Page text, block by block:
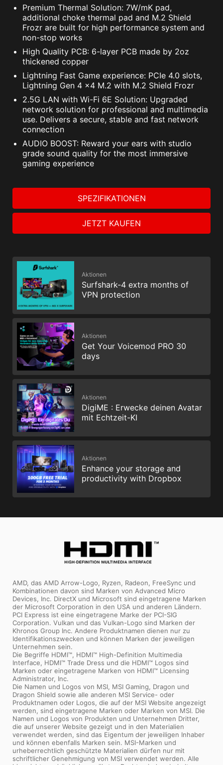
Premium Thermal Solution: 7W/mK pad,
additional choke thermal pad and M.2 Shield
Frozr are built for high performance system and
non-stop works
High Quality PCB: 6-layer PCB made by 2oz
thickened copper
Lightning Fast Game experience: PCIe 4.0 slots,
Lightning Gen 4 x4 M.2 with M.2 Shield Frozr
2.5G LAN with Wi-Fi 6E Solution: Upgraded
network solution for professional and multimedia
use. Delivers a secure, stable and fast network
connection
AUDIO BOOST: Reward your ears with studio
grade sound quality for the most immersive
gaming experience
SPEZIFIKATIONEN
JETZT KAUFEN
Aktionen
Surfshark-4 extra months of
VPN protection
Aktionen
Get Your Voicemod PRO 30
days
Aktionen
DigiME : Erwecke deinen Avatar
mit Echtzeit-KI
Aktionen
Enhance your storage and
productivity with Dropbox
AMD, das AMD Arrow-Logo, Ryzen, Radeon, FreeSync und
Kombinationen davon sind Marken von Advanced Micro
Devices, Inc. DirectX und Microsoft sind eingetragene Marken
der Microsoft Corporation in den USA und anderen Ländern.
PCI Express ist eine eingetragene Marke der PCI-SIG
Corporation. Vulkan und das Vulkan-Logo sind Marken der
Khronos Group Inc. Andere Produktnamen dienen nur zu
Identifikationszwecken und können Marken der jeweiligen
Unternehmen sein.
Die Begriffe HDMI™, HDMI™ High-Definition Multimedia
Interface, HDMI™ Trade Dress und die HDMI™ Logos sind
Marken oder eingetragene Marken von HDMI™ Licensing
Administrator, Inc.
Die Namen und Logos von MSI, MSI Gaming, Dragon und
Dragon Shield sowie alle anderen MSI Service- oder
Produktnamen oder Logos, die auf der MSI Website angezeigt
werden, sind eingetragene Marken oder Marken von MSI. Die
Namen und Logos von Produkten und Unternehmen Dritter,
die auf unserer Website gezeigt und in den Materialien
verwendet werden, sind das Eigentum der jeweiligen Inhaber
und können ebenfalls Marken sein. MSI-Marken und
urheberrechtlich geschützte Materialien dürfen nur mit
schriftlicher Genehmigung von MSI verwendet werden. Alle